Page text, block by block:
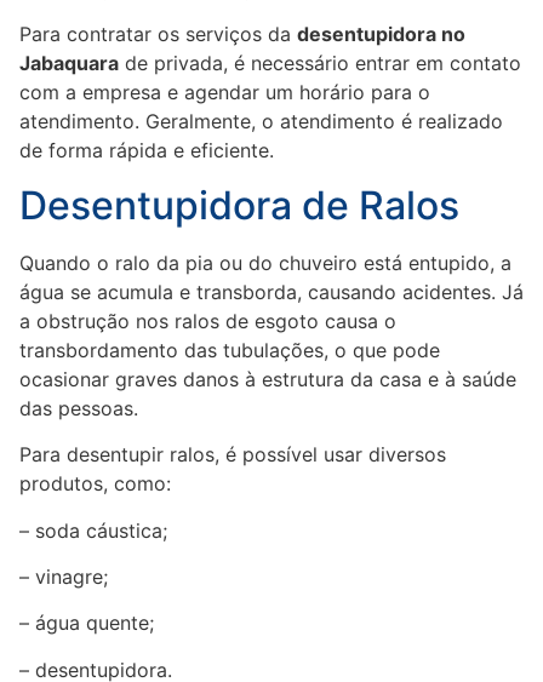
Para contratar os serviços da desentupidora no
Jabaquara de privada, é necessário entrar em contato
com a empresa e agendar um horário para o
atendimento. Geralmente, o atendimento é realizado
de forma rápida e eficiente.
Desentupidora de Ralos
Quando o ralo da pia ou do chuveiro está entupido, a
água se acumula e transborda, causando acidentes. Já
a obstrução nos ralos de esgoto causa o
transbordamento das tubulações, o que pode
ocasionar graves danos à estrutura da casa e à saúde
das pessoas.
Para desentupir ralos, é possível usar diversos
produtos, como:
– soda cáustica;
– vinagre;
– água quente;
– desentupidora.